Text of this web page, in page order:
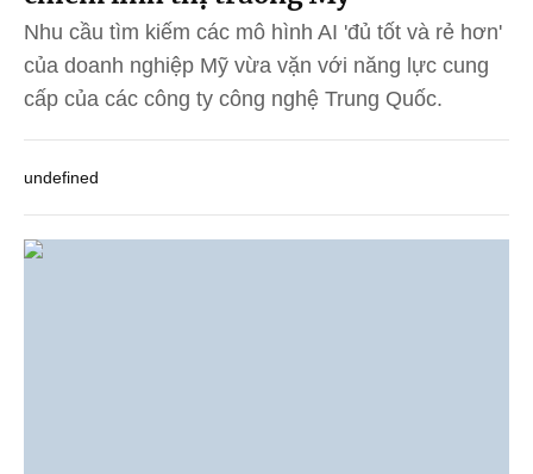
Nhu cầu tìm kiếm các mô hình AI 'đủ tốt và rẻ hơn'
của doanh nghiệp Mỹ vừa vặn với năng lực cung
cấp của các công ty công nghệ Trung Quốc.
undefined